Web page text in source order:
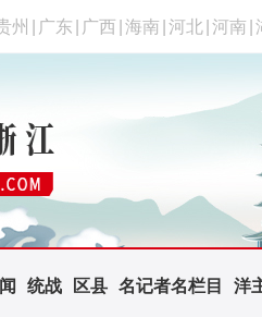
州 广东 广西 海南 河北 河南
统战 区县 名记者名栏目 洋